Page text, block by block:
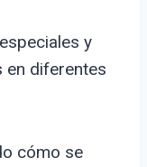
y
en diferentes
cómo se